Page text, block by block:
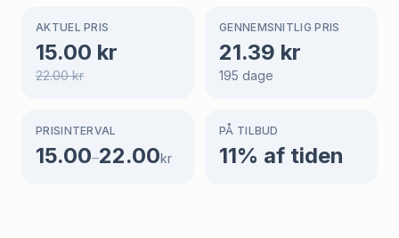
AKTUEL PRIS
15.00 kr
22.00kr
GENNEMSNITLIG PRIS
21.39 kr
195 dage
PRISINTERVAL
15.00–22.00kr
PÅ TILBUD
11% af tiden